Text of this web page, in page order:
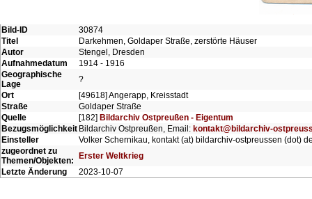
Bild-ID
30874
Titel
Darkehmen, Goldaper Straße, zerstörte Häuser
Autor
Stengel, Dresden
Aufnahmedatum
1914 - 1916
Geographische
Lage
?
Ort
[49618] Angerapp, Kreisstadt
Straße
Goldaper Straße
Quelle
[182] Bildarchiv Ostpreußen - Eigentum
Bezugsmöglichkeit Bildarchiv Ostpreußen, Email: kontakt@bildarchiv-
Einsteller
Volker Schernikau, kontakt (at) bildarchiv-ostpreussen (dot)
zugeordnet zu
Themen/Objekten:
Erster Weltkrieg
Letzte Änderung
2023-10-07